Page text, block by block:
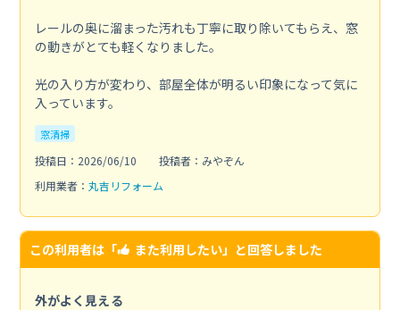
レールの奥に溜まった汚れも丁寧に取り除いてもらえ、窓
の動きがとても軽くなりました。
光の入り方が変わり、部屋全体が明るい印象になって気に
入っています。
窓清掃
投稿日：2026/06/10
投稿者：みやぞん
利用業者： 丸吉リフォーム
この利用者は「 また利用したい」と回答しました
外がよく見える